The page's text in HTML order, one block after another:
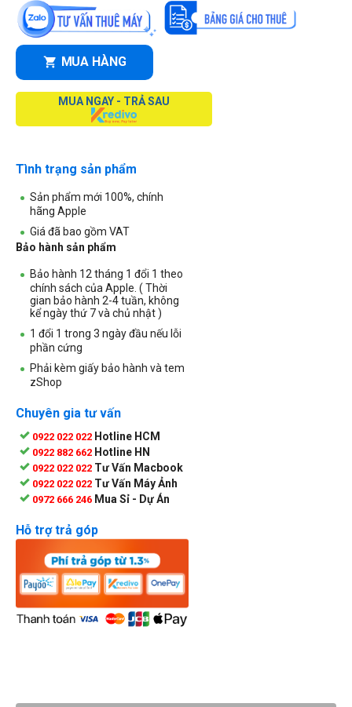
MUA HÀNG
MUA NGAY - TRẢ SAU
Tình trạng sản phẩm
Sản phẩm mới 100%, chính
hãng Apple
Giá đã bao gồm VAT
Bảo hành sản phẩm
Bảo hành 12 tháng 1 đổi 1 theo
chính sách của Apple. ( Thời
gian bảo hành 2-4 tuần, không
kể ngày thứ 7 và chủ nhật )
1 đổi 1 trong 3 ngày đầu nếu lỗi
phần cứng
Phải kèm giấy bảo hành và tem
zShop
Chuyên gia tư vấn
0922 022 022 Hotline HCM
0922 882 662 Hotline HN
0922 022 022 Tư Vấn Macbook
0922 022 022 Tư Vấn Máy Ảnh
0972 666 246 Mua Sỉ - Dự Án
Hỗ trợ trả góp